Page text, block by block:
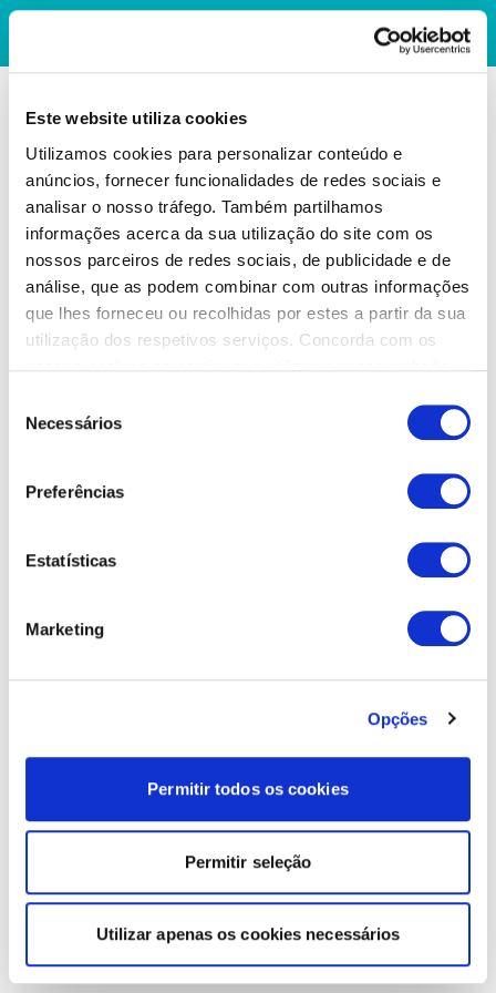
Este website utiliza cookies
Utilizamos cookies para personalizar conteúdo e
anúncios, fornecer funcionalidades de redes sociais e
analisar o nosso tráfego. Também partilhamos
informações acerca da sua utilização do site com os
nossos parceiros de redes sociais, de publicidade e de
análise, que as podem combinar com outras informações
que lhes forneceu ou recolhidas por estes a partir da sua
utilização dos respetivos serviços. Concorda com os
Necessários
Preferências
Estatísticas
Marketing
Opções
Permitir todos os cookies
Permitir seleção
Utilizar apenas os cookies necessários